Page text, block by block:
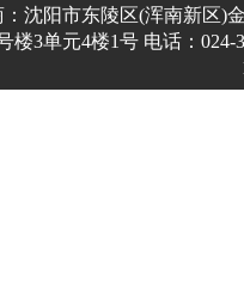
：沈阳市东陵区(浑南新区)
3单元4楼1号 电话：024-